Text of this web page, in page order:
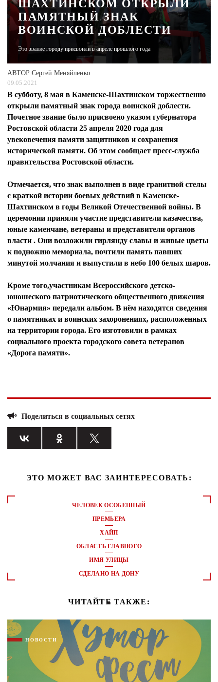
ЖУРНАЛ
ШАХТИНСКОМ ОТКРЫЛИ
ПАМЯТНЫЙ ЗНАК
ВОИНСКОЙ ДОБЛЕСТИ
Это звание городу присвоили в апреле прошлого года
АВТОР Сергей Меняйленко
09.05.2021
В субботу, 8 мая в Каменске-Шахтинском торжественно
открыли памятный знак города воинской доблести.
Почетное звание было присвоено указом губернатора
Ростовской области 25 апреля 2020 года для
увековечения памяти защитников и сохранения
исторической памяти. Об этом сообщает пресс-служба
правительства Ростовской области.
Отмечается, что знак выполнен в виде гранитной стелы
с краткой истории боевых действий в Каменске-
Шахтинском в годы Великой Отечественной войны. В
церемонии приняли участие представители казачества,
юные каменчане, ветераны и представители органов
власти . Они возложили гирлянду славы и живые цветы
к подножию мемориала, почтили память павших
минутой молчания и выпустили в небо 100 белых шаров.
Кроме того,участникам Всероссийского детско-
юношеского патриотического общественного движения
«Юнармия» передали альбом. В нём находятся сведения
о памятниках и воинских захоронениях, расположенных
на территории города. Его изготовили в рамках
социального проекта городского совета ветеранов
«Дорога памяти».
Поделиться в социальных сетях
ЭТО МОЖЕТ ВАС ЗАИНТЕРЕСОВАТЬ:
ЧЕЛОВЕК ОСОБЕННЫЙ
ПРЕМЬЕРА
ХАЙП
ОБЛАСТЬ ГЛАВНОГО
ИМЯ УЛИЦЫ
СДЕЛАНО НА ДОНУ
ЧИТАЙТЕ ТАКЖЕ:
НОВОСТИ